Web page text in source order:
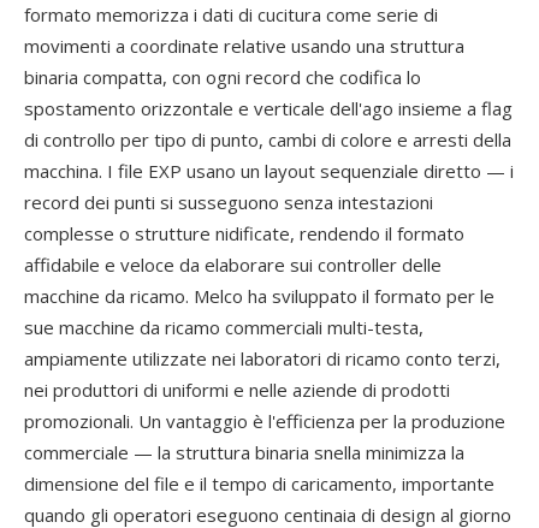
formato memorizza i dati di cucitura come serie di
movimenti a coordinate relative usando una struttura
binaria compatta, con ogni record che codifica lo
spostamento orizzontale e verticale dell'ago insieme a flag
di controllo per tipo di punto, cambi di colore e arresti della
macchina. I file EXP usano un layout sequenziale diretto — i
record dei punti si susseguono senza intestazioni
complesse o strutture nidificate, rendendo il formato
affidabile e veloce da elaborare sui controller delle
macchine da ricamo. Melco ha sviluppato il formato per le
sue macchine da ricamo commerciali multi-testa,
ampiamente utilizzate nei laboratori di ricamo conto terzi,
nei produttori di uniformi e nelle aziende di prodotti
promozionali. Un vantaggio è l'efficienza per la produzione
commerciale — la struttura binaria snella minimizza la
dimensione del file e il tempo di caricamento, importante
quando gli operatori eseguono centinaia di design al giorno